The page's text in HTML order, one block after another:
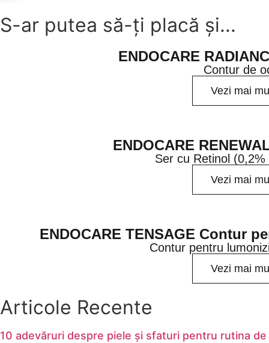
S-ar putea să-ți placă și...
ENDOCARE
Contur de
Vezi mai
ENDOCARE
Ser cu Retinol
Vezi mai
ENDOCARE TENSAGE Contur
Contur pentru
Vezi mai
Articole Recente
10 adevăruri despre piele și sfaturi pentru rutina de